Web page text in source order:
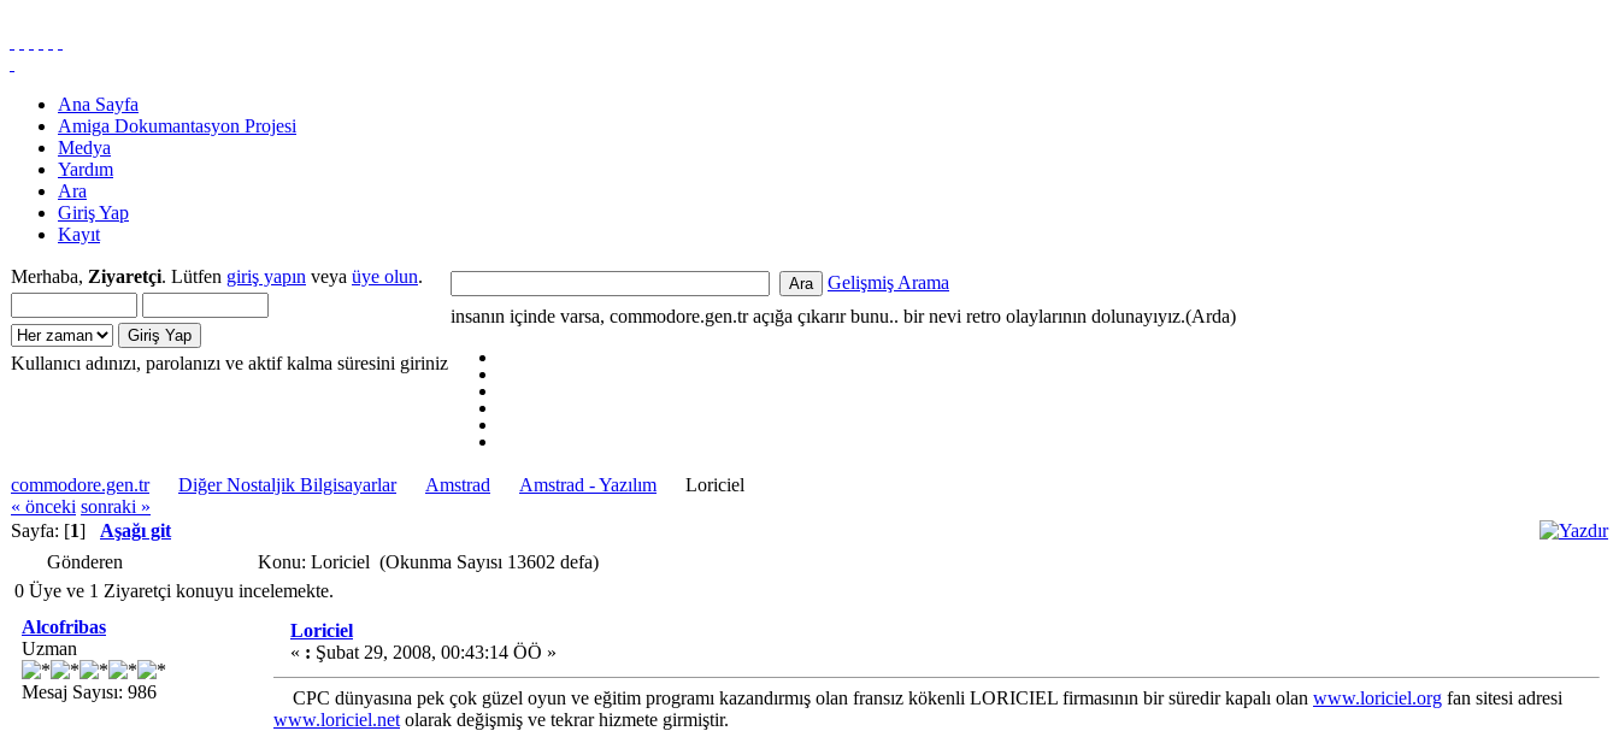
Ana Sayfa
Amiga Dokumantasyon Projesi
Medya
Yardım
Ara
Giriş Yap
Kayıt
Merhaba, Ziyaretçi. Lütfen giriş yapın veya üye olun.
Kullanıcı adınızı, parolanızı ve aktif kalma süresini giriniz
Gelişmiş Arama
insanın içinde varsa, commodore.gen.tr açığa çıkarır bunu.. bir nevi retro olaylarının dolunayıyız.(Arda)
commodore.gen.tr Diğer Nostaljik Bilgisayarlar Amstrad Amstrad - Yazılım
Loriciel
« önceki sonraki »
Sayfa: [1] Aşağı git
Gönderen
Konu: Loriciel (Okunma Sayısı 13602 defa)
0 Üye ve 1 Ziyaretçi konuyu incelemekte.
Alcofribas
Uzman
Mesaj Sayısı: 986
Loriciel
« : Şubat 29, 2008, 00:43:14 ÖÖ »
CPC dünyasına pek çok güzel oyun ve eğitim programı kazandırmış olan fransız kökenli LORICIEL firmasının bir süredir kapalı olan www.loriciel.org fan sitesi adresi
www.loriciel.net olarak değişmiş ve tekrar hizmete girmiştir.